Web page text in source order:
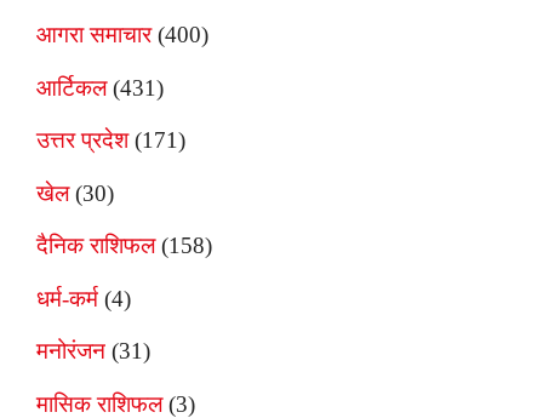
आगरा समाचार(400)
आर्टिकल(431)
उत्तर प्रदेश(171)
खेल(30)
दैनिक राशिफल(158)
धर्म-कर्म (4)
मनोरंजन (31)
मासिक राशिफल(3)